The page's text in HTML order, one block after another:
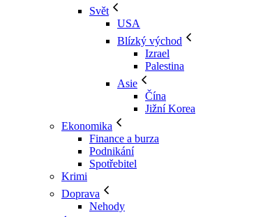
Svět
USA
Blízký východ
Izrael
Palestina
Asie
Čína
Jižní Korea
Ekonomika
Finance a burza
Podnikání
Spotřebitel
Krimi
Doprava
Nehody